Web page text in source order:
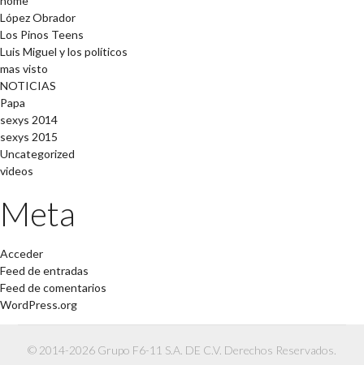
López Obrador
Los Pinos Teens
Luis Miguel y los políticos
mas visto
NOTICIAS
Papa
sexys 2014
sexys 2015
Uncategorized
videos
Meta
Acceder
Feed de entradas
Feed de comentarios
WordPress.org
© 2014-2026 Grupo F6-11 S.A. DE C.V. Derechos Reservados.